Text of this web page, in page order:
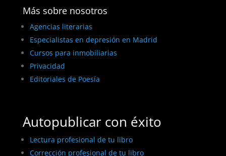
Más sobre nosotros
Agencias literarias
Especialistas en depresión en Madrid
Cursos para inmobiliarias
Privacidad
Editoriales de Poesía
Autopublicar con éxito
Lectura profesional de tu libro
Corrección profesional de tu libro